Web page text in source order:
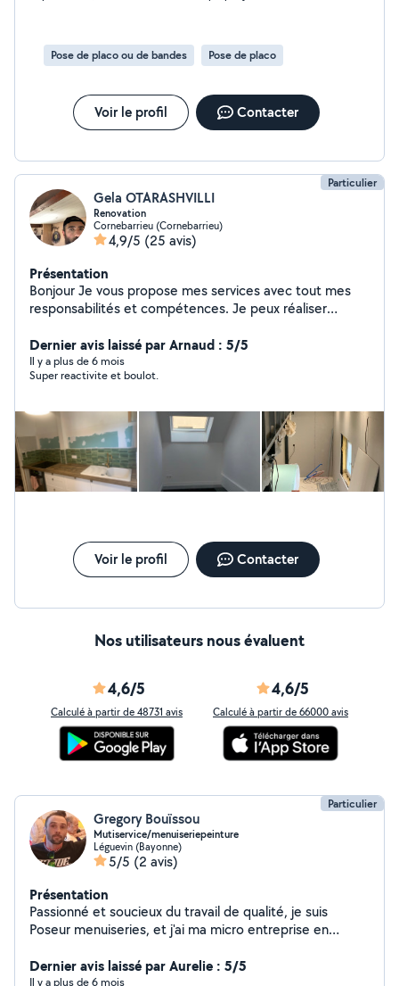
Pose de placo ou de bandes Pose de placo
Voir le profil Contacter
Particulier
Gela OTARASHVILLI
Renovation
Cornebarrieu (Cornebarrieu)
4,9/5 (25 avis)
Présentation
Bonjour Je vous propose mes services avec tout mes
responsabilités et compétences. Je peux réaliser
meubles ou des bricolages, N'hésitez pas me contacter
si vous aurez des questions et si vous avez besoin des
conseils. Votre satisfaction est ma priorité Je vais rester
Dernier avis laissé par Arnaud : 5/5
Il y a plus de 6 mois
Super reactivite et boulot.
Voir le profil Contacter
Nos utilisateurs nous évaluent
4,6/5
Calculé à partir de 48731 avis
4,6/5
Calculé à partir de 66000 avis
Particulier
Gregory Bouïssou
Mutiservice/menuiseriepeinture
Léguevin (Bayonne)
5/5 (2 avis)
Présentation
Passionné et soucieux du travail de qualité, je suis
Poseur menuiseries, et j'ai ma micro entreprise en
peintures ,pose de sol, multi services. 06-79-02-37-29
Dernier avis laissé par Aurelie : 5/5
Il y a plus de 6 mois